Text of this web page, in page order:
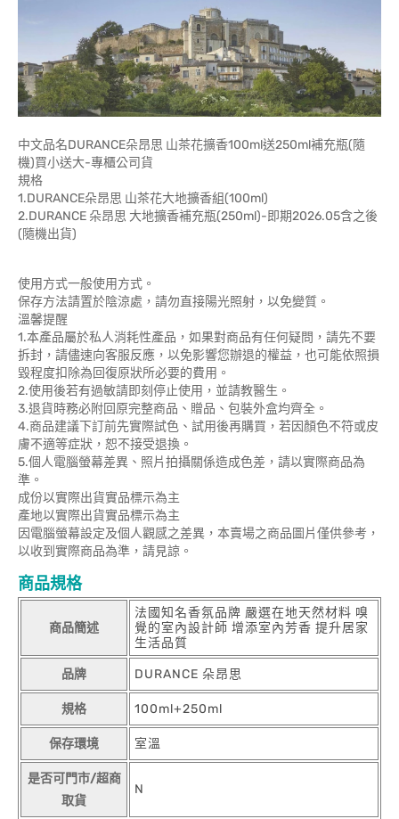
中文品名DURANCE朵昂思 山茶花擴香100ml送250ml補充瓶(隨
機)買小送大-專櫃公司貨
規格
1.DURANCE朵昂思 山茶花大地擴香組(100ml)
2.DURANCE 朵昂思 大地擴香補充瓶(250ml)-即期2026.05含之後
(隨機出貨)
使用方式一般使用方式。
保存方法請置於陰涼處，請勿直接陽光照射，以免變質。
溫馨提醒
1.本產品屬於私人消耗性產品，如果對商品有任何疑問，請先不要
拆封，請儘速向客服反應，以免影響您辦退的權益，也可能依照損
毀程度扣除為回復原狀所必要的費用。
2.使用後若有過敏請即刻停止使用，並請教醫生。
3.退貨時務必附回原完整商品、贈品、包裝外盒均齊全。
4.商品建議下訂前先實際試色、試用後再購買，若因顏色不符或皮
膚不適等症狀，恕不接受退換。
5.個人電腦螢幕差異、照片拍攝關係造成色差，請以實際商品為
準。
成份以實際出貨實品標示為主
產地以實際出貨實品標示為主
因電腦螢幕設定及個人觀感之差異，本賣場之商品圖片僅供參考，
以收到實際商品為準，請見諒。
商品規格
商品簡述
法國知名香氛品牌 嚴選在地天然材料 嗅
覺的室內設計師 增添室內芳香 提升居家
生活品質
品牌 DURANCE 朵昂思
規格 100ml+250ml
保存環境 室溫
是否可門市/超商
取貨
N